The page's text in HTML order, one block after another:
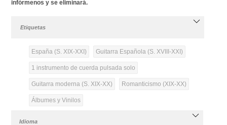
infórmenos y se eliminará.
Etiquetas
España (S. XIX-XXI) Guitarra Española (S. XVIII-XXI)
1 instrumento de cuerda pulsada solo
Guitarra moderna (S. XIX-XX) Romanticismo (XIX-XX)
Álbumes y Vinilos
Idioma